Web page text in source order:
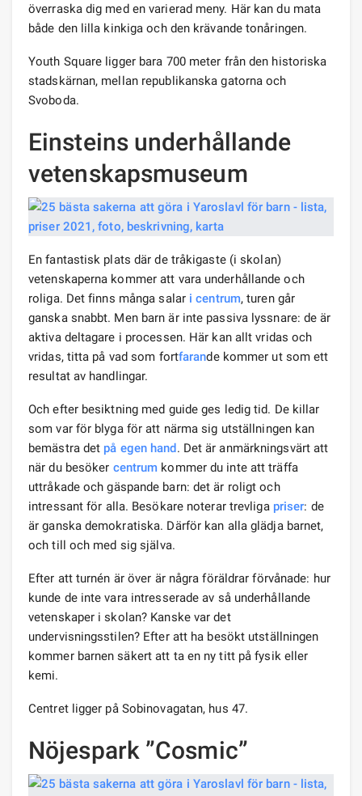
överraska dig med en varierad meny. Här kan du mata
både den lilla kinkiga och den krävande tonåringen.
Youth Square ligger bara 700 meter från den historiska
stadskärnan, mellan republikanska gatorna och
Svoboda.
Einsteins underhållande
vetenskapsmuseum
En fantastisk plats där de tråkigaste (i skolan)
vetenskaperna kommer att vara underhållande och
roliga. Det finns många salar i centrum, turen går
ganska snabbt. Men barn är inte passiva lyssnare: de är
aktiva deltagare i processen. Här kan allt vridas och
vridas, titta på vad som fortfarande kommer ut som ett
resultat av handlingar.
Och efter besiktning med guide ges ledig tid. De killar
som var för blyga för att närma sig utställningen kan
bemästra det på egen hand. Det är anmärkningsvärt att
när du besöker centrum kommer du inte att träffa
uttråkade och gäspande barn: det är roligt och
intressant för alla. Besökare noterar trevliga priser: de
är ganska demokratiska. Därför kan alla glädja barnet,
och till och med sig själva.
Efter att turnén är över är några föräldrar förvånade: hur
kunde de inte vara intresserade av så underhållande
vetenskaper i skolan? Kanske var det
undervisningsstilen? Efter att ha besökt utställningen
kommer barnen säkert att ta en ny titt på fysik eller
kemi.
Centret ligger på Sobinovagatan, hus 47.
Nöjespark ”Cosmic”